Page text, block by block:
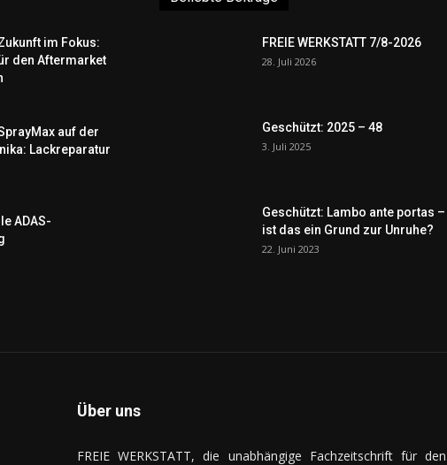
im Fokus:
den Aftermarket
auf der
Lackreparatur
ADAS-
FREIE WERKSTATT 7/8-2026
28. Juli 2026
Geschützt: 2025 – 48
3. Juli 2025
Geschützt: Lambo ante portas –
ist das ein Grund zur Unruhe?
22. Juni 2023
Über uns
FREIE WERKSTATT, die unabhängige Fachzeitschrift für den